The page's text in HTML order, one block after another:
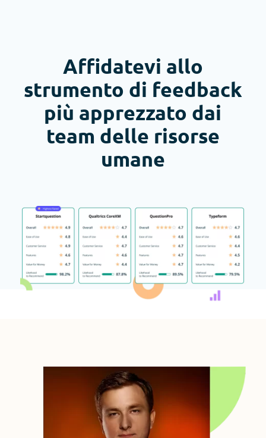
Affidatevi allo
strumento di feedback
più apprezzato dai
team delle risorse
umane